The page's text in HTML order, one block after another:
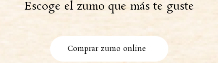
Escoge el zumo que más te guste
Comprar zumo online